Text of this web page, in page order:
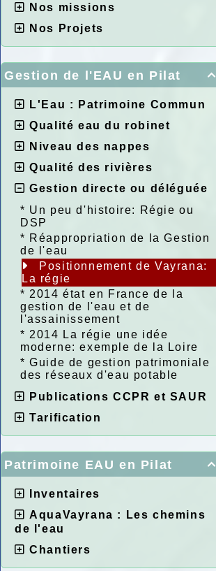
Nos missions
Nos Projets

Gestion de l'EAU en Pilat
L'Eau : Patrimoine Commun
Qualité eau du robinet
Niveau des nappes
Qualité des rivières
Gestion directe ou déléguée
* Un peu d'histoire: Régie ou
DSP
* Réappropriation de la Gestion
de l'eau
Positionnement de Vayrana:
La régie
* 2014 état en France de la
gestion de l'eau et de
l'assainissement
* 2014 La régie une idée
moderne: exemple de la Loire
*Guide de gestion patrimoniale
des réseaux d'eau potable
Publications CCPR et SAUR
Tarification

Patrimoine EAU en Pilat
Inventaires
AquaVayrana : Les chemins
de l'eau
Chantiers